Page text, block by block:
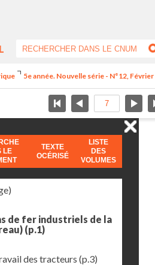
5e année. Nouvelle série - N°12,
LE
TEXTE
OCÉRISÉ
LISTE
DES
VOLUMES
de fer industriels de la
(p.1)
des tracteurs (p.3)